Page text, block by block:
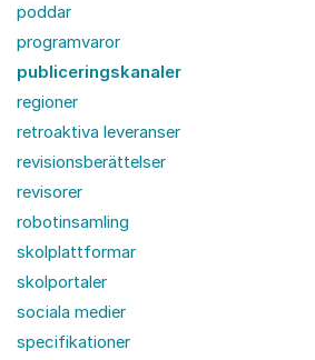
poddar
programvaror
publiceringskanaler
regioner
retroaktiva leveranser
revisionsberättelser
revisorer
robotinsamling
skolplattformar
skolportaler
sociala medier
specifikationer